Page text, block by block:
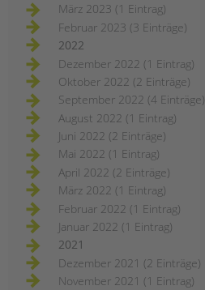
März 2023 (1 Eintrag)
Februar 2023 (3 Einträge)
2022
Dezember 2022 (1 Eintrag)
Oktober 2022 (2 Einträge)
September 2022 (4 Einträge)
August 2022 (1 Eintrag)
Juni 2022 (2 Einträge)
Mai 2022 (1 Eintrag)
April 2022 (2 Einträge)
März 2022 (1 Eintrag)
Februar 2022 (1 Eintrag)
Januar 2022 (1 Eintrag)
2021
Dezember 2021 (2 Einträge)
November 2021 (1 Eintrag)